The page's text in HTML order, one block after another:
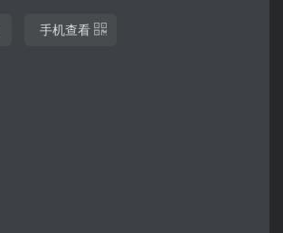
手机查看